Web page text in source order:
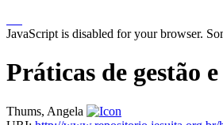
JavaScript is disabled for your browser.
Práticas de gestão
Thums, Angela